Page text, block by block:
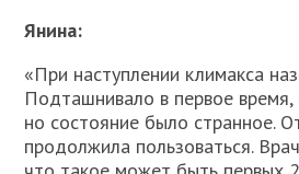
Янина:
«При наступлении климакса
Подташнивало в первое время,
но состояние было странное.
продолжила пользоваться.